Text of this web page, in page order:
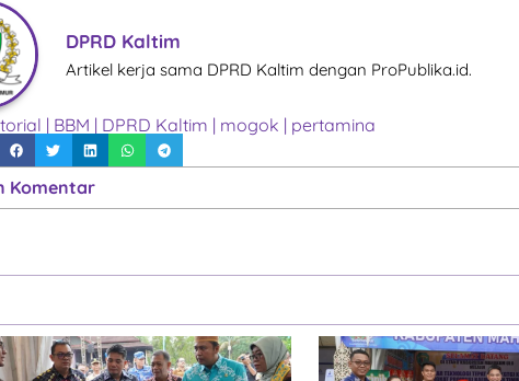
DPRD Kaltim
Artikel kerja sama DPRD Kaltim dengan ProPublika.id.
| BBM | DPRD Kaltim | mogok | pertamina
Komentar